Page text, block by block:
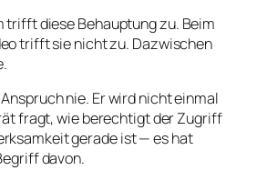
trifft diese Behauptung zu. Beim
trifft sie nicht zu. Dazwischen
nie. Er wird nicht einmal
fragt, wie berechtigt der Zugriff
gerade ist — es hat
davon.